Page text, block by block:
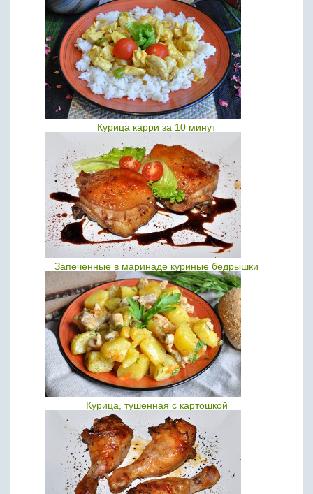
Курица карри за 10 минут
Запеченные в маринаде куриные бедрышки
Курица, тушенная с картошкой